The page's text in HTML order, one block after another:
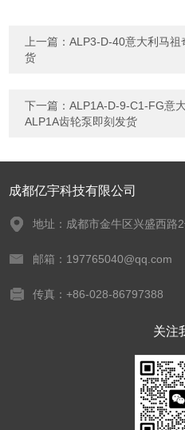
上一篇：ALP3-D-40意大利马
货
下一篇：ALP1A-D-9-C1-FG意
ALP1A齿轮泵即刻发货
成都亿宇科技有限公司
地址：成都市金牛区兴盛西路
邮箱：197765040@qq.com
传真：+86-028-86797388
关注